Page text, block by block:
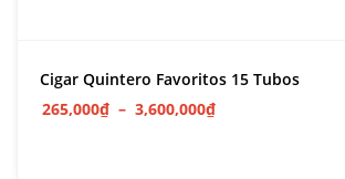
Cigar Quintero Favoritos 15 Tubos
265,000₫ – 3,600,000₫